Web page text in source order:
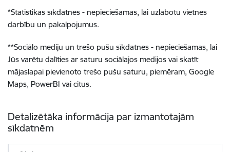
*Statistikas sīkdatnes - nepieciešamas, lai uzlabotu vietnes
darbību un pakalpojumus.
**Sociālo mediju un trešo pušu sīkdatnes - nepieciešamas, lai
Jūs varētu dalīties ar saturu sociālajos medijos vai skatīt
mājaslapai pievienoto trešo pušu saturu, piemēram, Google
Maps, PowerBI vai citus.
Detalizētāka informācija par izmantotajām
sīkdatnēm